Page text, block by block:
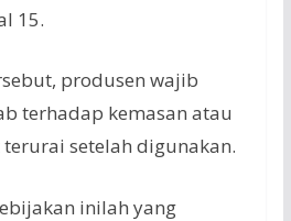
15.
produsen wajib
terhadap kemasan atau
setelah digunakan.
inilah yang